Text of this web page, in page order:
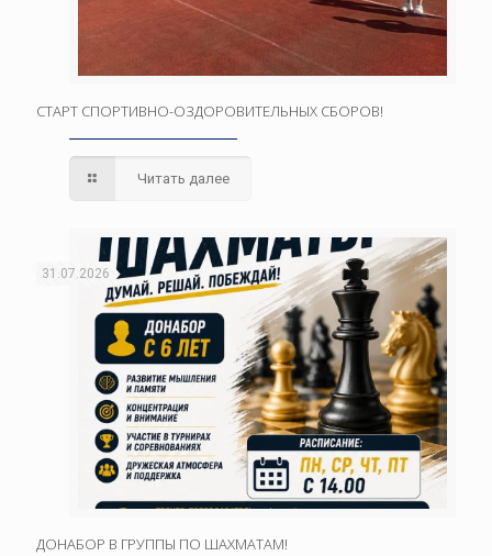
СТАРТ СПОРТИВНО-ОЗДОРОВИТЕЛЬНЫХ СБОРОВ!
Читать далее
31.07.2026
ДОНАБОР В ГРУППЫ ПО ШАХМАТАМ!